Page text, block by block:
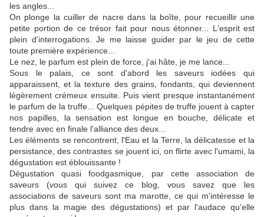
les angles...
On plonge la cuiller de nacre dans la boîte, pour recueillir une
petite portion de ce trésor fait pour nous étonner... L'esprit est
plein d'interrogations. Je me laisse guider par le jeu de cette
toute première expérience...
Le nez, le parfum est plein de force, j'ai hâte, je me lance...
Sous le palais, ce sont d'abord les saveurs iodées qui
apparaissent, et la texture des grains, fondants, qui deviennent
légèrement crémeux ensuite. Puis vient presque instantanément
le parfum de la truffe... Quelques pépites de truffe jouent à capter
nos papilles, la sensation est longue en bouche, délicate et
tendre avec en finale l'alliance des deux...
Les éléments se rencontrent, l'Eau et la Terre, la délicatesse et la
persistance, des contrastes se jouent ici, on flirte avec l'umami, la
dégustation est éblouissante !
Dégustation quasi foodgasmique, par cette association de
saveurs (vous qui suivez ce blog, vous savez que les
associations de saveurs sont ma marotte, ce qui m'intéresse le
plus dans la magie des dégustations) et par l'audace qu'elle